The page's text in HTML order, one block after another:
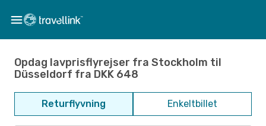
Opdag lavprisflyrejser fra Stockholm til
Düsseldorf fra DKK 648
Returflyvning Enkeltbillet